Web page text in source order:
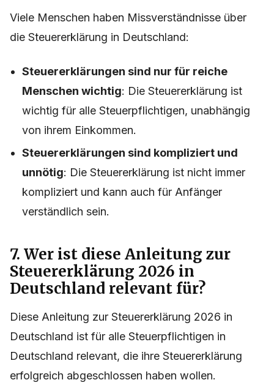
Viele Menschen haben Missverständnisse über
die Steuererklärung in Deutschland:
Steuererklärungen sind nur für reiche
Menschen wichtig: Die Steuererklärung ist
wichtig für alle Steuerpflichtigen, unabhängig
von ihrem Einkommen.
Steuererklärungen sind kompliziert und
unnötig: Die Steuererklärung ist nicht immer
kompliziert und kann auch für Anfänger
verständlich sein.
7. Wer ist diese Anleitung zur
Steuererklärung 2026 in
Deutschland relevant für?
Diese Anleitung zur Steuererklärung 2026 in
Deutschland ist für alle Steuerpflichtigen in
Deutschland relevant, die ihre Steuererklärung
erfolgreich abgeschlossen haben wollen.